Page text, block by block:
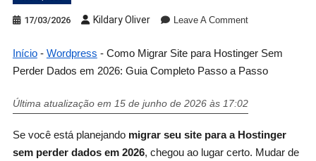
17/03/2026 Kildary Oliver Leave A Comment
Início- Wordpress - Como Migrar Site para Hostinger Sem
Perder Dados em 2026: Guia Completo Passo a Passo
Última atualização em 15 de junho de 2026 às 17:02
Se você está planejando migrar seu site para a Hostinger
sem perder dados em 2026, chegou ao lugar certo. Mudar de